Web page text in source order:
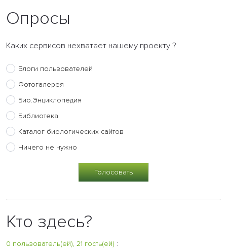
Опросы
Каких сервисов нехватает нашему проекту ?
Блоги пользователей
Фотогалерея
Био.Энциклопедия
Библиотека
Каталог биологических сайтов
Ничего не нужно
Кто здесь?
0 пользователь(ей), 21 гость(ей) :